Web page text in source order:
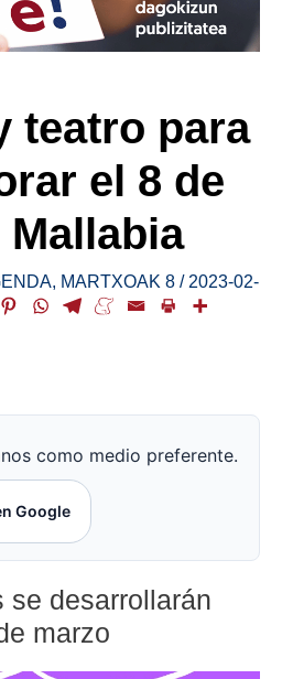
teatro para
el 8 de
Mallabia
, MARTXOAK 8 / 2023-02-
como medio preferente.
Google
se desarrollarán
marzo